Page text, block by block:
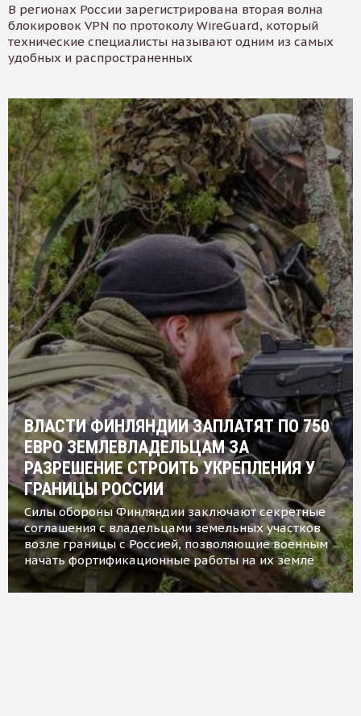
В регионах России зарегистрирована вторая волна
блокировок VPN по протоколу WireGuard, который
технические специалисты называют одним из самых
удобных и распространенных
ВЛАСТИ ФИНЛЯНДИИ ЗАПЛАТЯТ ПО 750
ЕВРО ЗЕМЛЕВЛАДЕЛЬЦАМ ЗА
РАЗРЕШЕНИЕ СТРОИТЬ УКРЕПЛЕНИЯ У
ГРАНИЦЫ РОССИИ
Силы обороны Финляндии заключают секретные
соглашения с владельцами земельных участков
возле границы с Россией, позволяющие военным
начать фортификационные работы на их земле